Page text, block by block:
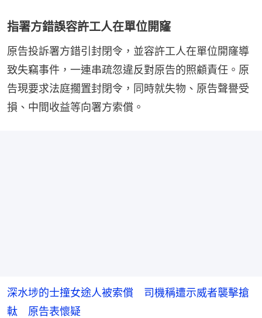
指署方錯誤容許工人在單位開窿
原告投訴署方錯引封閉令，並容許工人在單位開窿導
致失竊事件，一連串疏忽違反對原告的照顧責任。原
告現要求法庭擱置封閉令，同時就失物、原告聲譽受
損、中間收益等向署方索償。
深水埗的士撞女途人被索償 司機稱遭示威者襲擊搶
軚 原告表懷疑